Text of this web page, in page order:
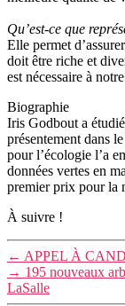
Qu’est-ce que
Elle permet
doit être riche et
est nécessaire à
Biographie
Iris Godbout a
présentement dans
pour l’écologie l’a
données vertes en
premier prix pour la
À suivre !
← APPEL À
→ 195 nouveaux
LaSalle